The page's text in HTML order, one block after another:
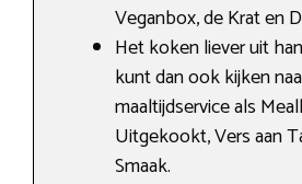
Veganbox, de Krat en
Het koken liever uit
kunt dan ook kijken
maaltijdservice als
Uitgekookt, Vers aan
Smaak.